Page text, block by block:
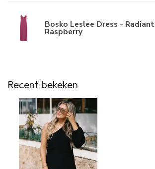
Bosko Leslee Dress - Radiant
Raspberry
Recent bekeken